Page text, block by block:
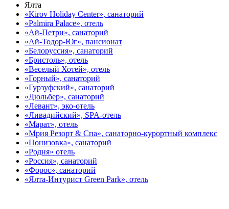
Ялта
«Kirov Holiday Center», санаторий
«Palmira Palace», отель
«Ай-Петри», санаторий
«Ай-Тодор-Юг», пансионат
«Белоруссия», санаторий
«Бристоль», отель
«Веселый Хотей», отель
«Горный», санаторий
«Гурзуфский», санаторий
«Дюльбер», санаторий
«Левант», эко-отель
«Ливадийский», SPA-отель
«Марат», отель
«Мрия Резорт & Спа», санаторно-курортный комплекс
«Понизовка», санаторий
«Родня» отель
«Россия», санаторий
«Форос», санаторий
«Ялта-Интурист Green Park», отель